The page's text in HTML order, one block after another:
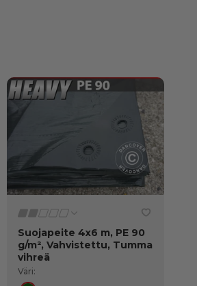
Suojapeite 4x6 m, PE 90
g/m², Vahvistettu, Tumma
vihreä
Väri: